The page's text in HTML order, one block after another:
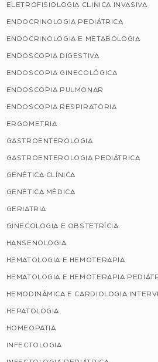
ELETROFISIOLOGIA CLINICA INVASIVA
ENDOCRINOLOGIA PEDIÁTRICA
ENDOCRINOLOGIA E METABOLOGIA
ENDOSCOPIA DIGESTIVA
ENDOSCOPIA GINECOLÓGICA
ENDOSCOPIA PULMONAR
ENDOSCOPIA RESPIRATÓRIA
ERGOMETRIA
GASTROENTEROLOGIA
GASTROENTEROLOGIA PEDIÁTRICA
GENÉTICA CLÍNICA
GENÉTICA MÉDICA
GERIATRIA
GINECOLOGIA E OBSTETRÍCIA
HANSENOLOGIA
HEMATOLOGIA E HEMOTERAPIA
HEMATOLOGIA E HEMOTERAPIA
HEMODINÂMICA E CARDIOLOGIA
HEPATOLOGIA
HOMEOPATIA
INFECTOLOGIA